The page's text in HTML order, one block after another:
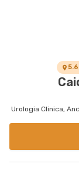
5.6